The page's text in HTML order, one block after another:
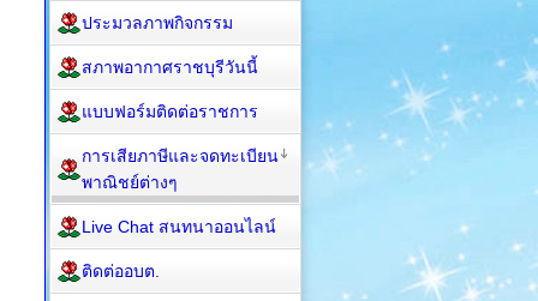
ประมวลภาพกิจกรรม
สภาพอากาศราชบุรีวันนี้
แบบฟอร์มติดต่อราชการ
การเสียภาษีและจดทะเบียน
พาณิชย์ต่างๆ
Live Chat สนทนาออนไลน์
ติดต่ออบต.